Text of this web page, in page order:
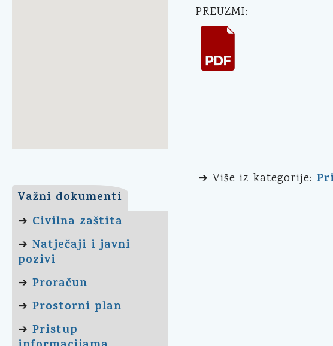
Važni dokumenti
➔ Civilna zaštita
➔ Natječaji i javni
pozivi
➔ Proračun
➔ Prostorni plan
➔ Pristup
PREUZMI:
➔ Više iz kategorije: